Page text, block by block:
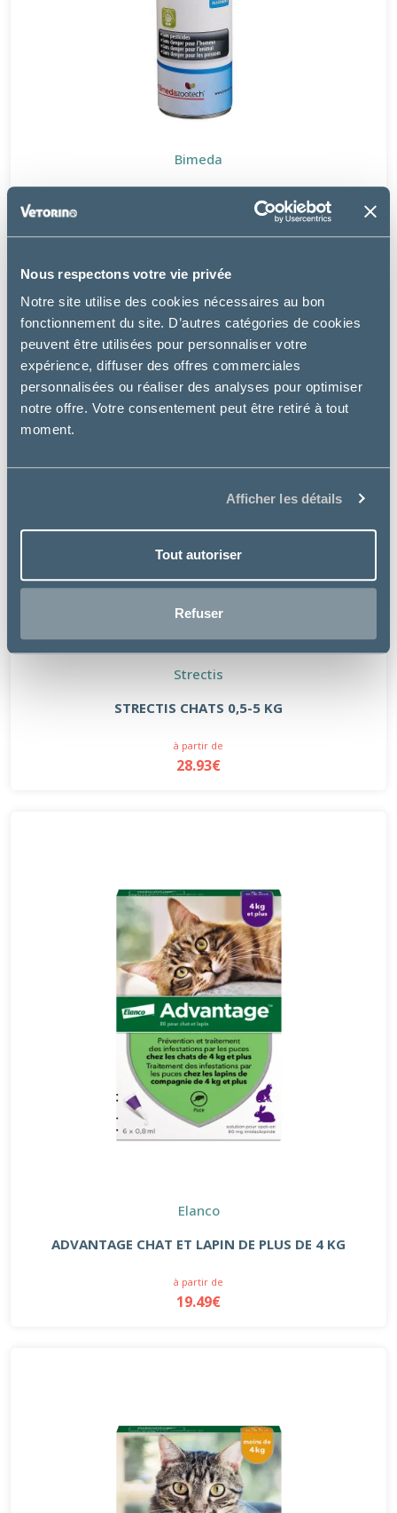
Nous respectons votre vie privée
Notre site utilise des cookies nécessaires au bon
fonctionnement du site. D’autres catégories de cookies
peuvent être utilisées pour personnaliser votre
expérience, diffuser des offres commerciales
personnalisées ou réaliser des analyses pour optimiser
notre offre. Votre consentement peut être retiré à tout
moment.
Afficher les détails
Tout autoriser
Refuser
Bimeda
FLEE
Strectis
STRECTIS CHATS 0,5-5 KG
à partir de
28.93€
Elanco
ADVANTAGE CHAT ET LAPIN DE PLUS DE 4 KG
à partir de
19.49€